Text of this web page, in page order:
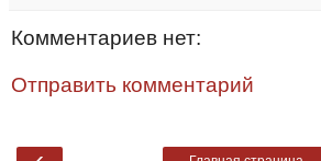
Комментариев нет:
Отправить комментарий